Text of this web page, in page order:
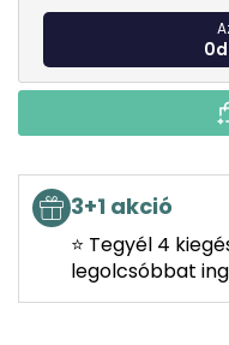
0d
3+1 akció
⭐ Tegyél 4
legolcsóbbat